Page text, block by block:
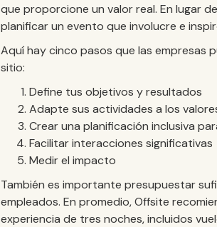
que proporcione un valor real. En lugar
planificar un evento que involucre e
Aquí hay cinco pasos que las empresas
sitio:
Define tus objetivos y resultados
Adapte sus actividades a los
Crear una planificación inclusiva
Facilitar interacciones significativas
Medir el impacto
También es importante presupuestar
empleados. En promedio, Offsite
experiencia de tres noches, incluidos